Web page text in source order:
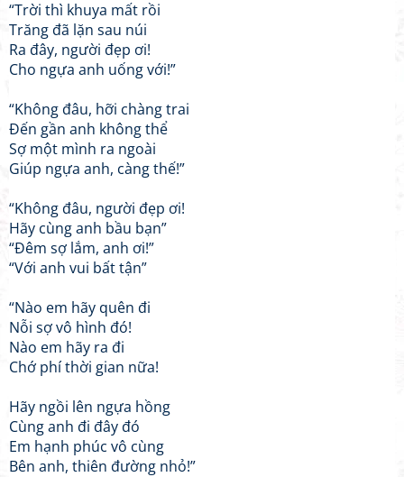
“Trời thì khuya mất rồi
Trăng đã lặn sau núi
Ra đây, người đẹp ơi!
Cho ngựa anh uống với!”
“Không đâu, hỡi chàng trai
Đến gần anh không thể
Sợ một mình ra ngoài
Giúp ngựa anh, càng thế!”
“Không đâu, người đẹp ơi!
Hãy cùng anh bầu bạn”
“Đêm sợ lắm, anh ơi!”
“Với anh vui bất tận”
“Nào em hãy quên đi
Nỗi sợ vô hình đó!
Nào em hãy ra đi
Chớ phí thời gian nữa!
Hãy ngồi lên ngựa hồng
Cùng anh đi đây đó
Em hạnh phúc vô cùng
Bên anh, thiên đường nhỏ!”